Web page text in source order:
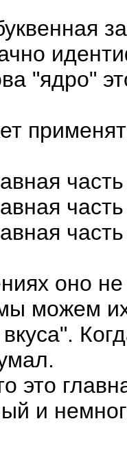
"ядро"
оно
можем
это
и